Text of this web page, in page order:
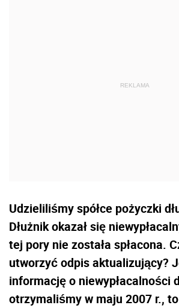
Udzieliliśmy spółce pożyczki
Dłużnik okazał się
tej pory nie została spłacona.
utworzyć odpis aktualizujący?
informację o niewypłacalności
otrzymaliśmy w maju 2007 r.,